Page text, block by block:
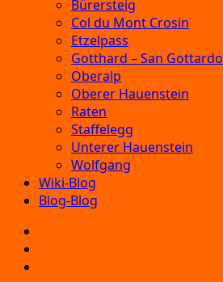
Bürersteig
Col du Mont Crosin
Etzelpass
Gotthard – San Gottardo
Oberalp
Oberer Hauenstein
Raten
Staffelegg
Unterer Hauenstein
Wolfgang
Wiki-Blog
Blog-Blog